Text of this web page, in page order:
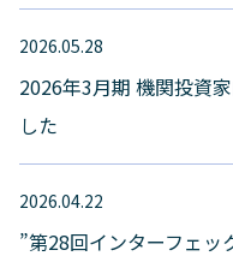
2026.05.28
2026年3月期 機関投資
した
2026.04.22
”第28回インターフェッ